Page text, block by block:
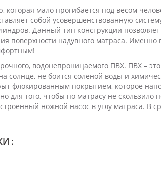
мало прогибается под весом
собой усовершенствованную
Данный тип конструкции
поверхности надувного матраса.
водонепроницаемого ПВХ. ПВХ –
солнце, не боится соленой воды и
флокированным покрытием, которое
для того, чтобы по матрасу не скользило
ножной насос в углу матраса. В
: